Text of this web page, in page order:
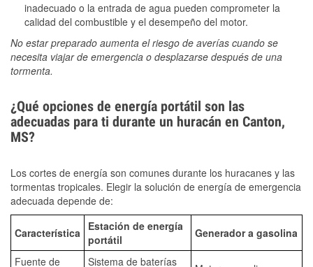
inadecuado o la entrada de agua pueden comprometer la
calidad del combustible y el desempeño del motor.
No estar preparado aumenta el riesgo de averías cuando se
necesita viajar de emergencia o desplazarse después de una
tormenta.
¿Qué opciones de energía portátil son las
adecuadas para ti durante un huracán en Canton,
MS?
Los cortes de energía son comunes durante los huracanes y las
tormentas tropicales. Elegir la solución de energía de emergencia
adecuada depende de:
Característica
Estación de energía
portátil
Generador a gasolina
Fuente de Sistema de baterías